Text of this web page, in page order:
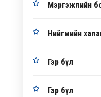
Мэргэжлийн
Нийгмийн
Гэр бүл
Гэр бүл